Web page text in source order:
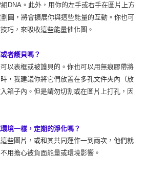
DNA。此外，用你的左手或右手在圖片上方
圓，將會擴展你與這些能量的互動。你也可
巧，來吸收這些能量催化圖。
者護貝嗎？
以表框或被護貝的。你也可以用無痕膠帶將
，我建議你將它們放置在多孔文件夾內（放
箱子內。但是請勿切割或在圖片上打孔，因
境一樣，定期的淨化嗎？
些圖片，或和其共同運作一到兩次，他們就
用擔心被負面能量或環境影響。